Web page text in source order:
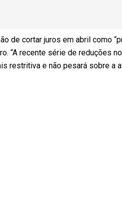
de cortar juros em abril como
“A recente série de reduções
restritiva e não pesará sobre a